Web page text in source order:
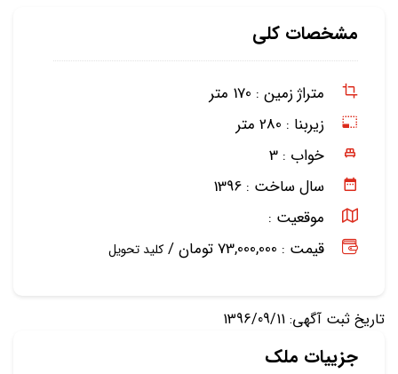
مشخصات کلی
متراژ زمین : 170 متر
زیربنا : 280 متر
خواب : 3
سال ساخت : 1396
موقعیت :
قیمت : 73,000,000 تومان /
کلید تحویل
تاریخ ثبت آگهی: 1396/09/11
جزییات ملک